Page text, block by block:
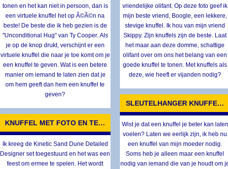
tonen en het kan niet in persoon, dan is
een virtuele knuffel het op Ã©Ã©n na
beste! De beste die ik heb gezien is de
"Unconditional Hug" van Ty Cooper. Als
je op de knop drukt, verschijnt er een
virtuele knuffel die naar je toe komt om je
een knuffel te geven. Wat is een betere
manier om iemand te laten zien dat je
om hem geeft dan hem een knuffel te
geven?
KNUFFEL MET FOTO EN TEKST
Ik kreeg de Kinetic Sand Dune Detailed
Designer set toegestuurd en het was een
feest om ermee te spelen. Het wordt
vriendelijke olifant. Op deze foto geef ik
mijn beste vriend, Boogle, een lekkere,
stevige knuffel. Ik hou van mijn vriend
Skippy. Zijn knuffels zijn de beste. Laat
het maar aan deze domme, schattige
olifant over om ons het belang van een
goede knuffel te tonen. Met knuffels als
deze, wie heeft er vijanden nodig?
SLEUTELHANGER KNUFFEL
Wist je dat een knuffel je beter kan laten
voelen? Laten we eerlijk zijn, ik heb nu
een knuffel van mijn moeder nodig.
Soms heb je alleen maar een knuffel
nodig van iemand die van je houdt om